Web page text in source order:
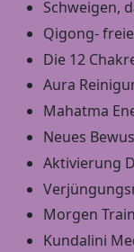
Schweigen,
Qigong-
Die 12
Aura
Mahatma
Neues
Aktivierung
Morgen
Kundalini